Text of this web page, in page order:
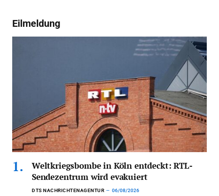
Eilmeldung
Weltkriegsbombe in Köln entdeckt: RTL-
Sendezentrum wird evakuiert
DTS NACHRICHTENAGENTUR 06/08/2026